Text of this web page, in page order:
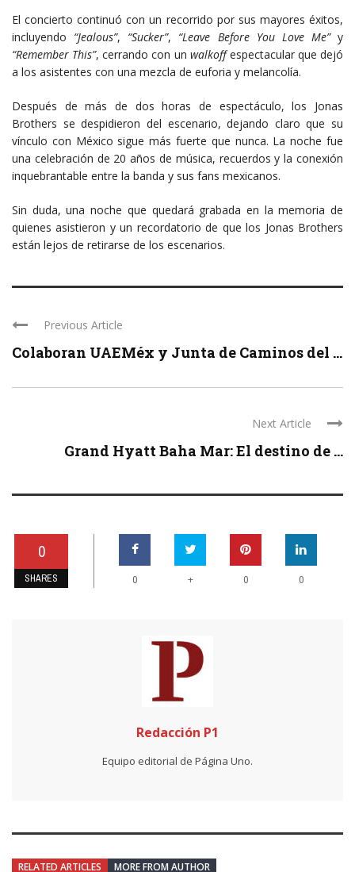
El concierto continuó con un recorrido por sus mayores éxitos,
incluyendo “Jealous”, “Sucker”, “Leave Before You Love Me”y
“Remember This”, cerrando con un walkoffespectacular que dejó
a los asistentes con una mezcla de euforia y melancolía.
Después de más de dos horas de espectáculo, los Jonas
Brothers se despidieron del escenario, dejando claro que su
vínculo con México sigue más fuerte que nunca. La noche fue
una celebración de 20 años de música, recuerdos y la conexión
inquebrantable entre la banda y sus fans mexicanos.
Sin duda, una noche que quedará grabada en la memoria de
quienes asistieron y un recordatorio de que los Jonas Brothers
están lejos de retirarse de los escenarios.
Previous Article
Colaboran UAEMéx y Junta de Caminos del ...
Next Article
Grand Hyatt Baha Mar: El destino de ...
0
SHARES 0 + 0 0
Redacción P1
Equipo editorial de Página Uno.
RELATED ARTICLES MORE FROM AUTHOR